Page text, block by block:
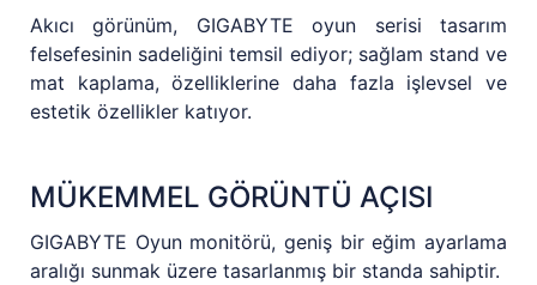
Akıcı görünüm, GIGABYTE oyun serisi tasarım
felsefesinin sadeliğini temsil ediyor; sağlam stand ve
mat kaplama, özelliklerine daha fazla işlevsel ve
estetik özellikler katıyor.
MÜKEMMEL GÖRÜNTÜ AÇISI
GIGABYTE Oyun monitörü, geniş bir eğim ayarlama
aralığı sunmak üzere tasarlanmış bir standa sahiptir.